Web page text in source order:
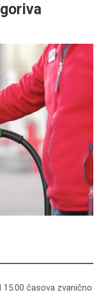
časova zvanično